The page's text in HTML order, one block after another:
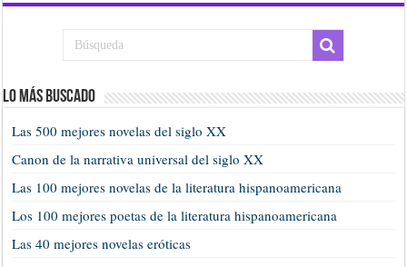
Lo más buscado
Las 500 mejores novelas del siglo XX
Canon de la narrativa universal del siglo XX
Las 100 mejores novelas de la literatura hispanoamericana
Los 100 mejores poetas de la literatura hispanoamericana
Las 40 mejores novelas eróticas